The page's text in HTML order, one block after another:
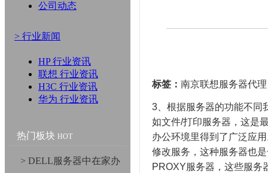
公司动态
> 行业新闻
HP 行业资讯
联想 行业资讯
H3C 行业资讯
华为 行业资讯
热门板块 HOT
> DELL服务器中在家办
标签： 南京联想服务器代
3、根据服务器的功能不同
如文件/打印服务器，这是
办公环境里得到了广泛应
修改服务，这种服务器也
PROXY服务器，这些服务